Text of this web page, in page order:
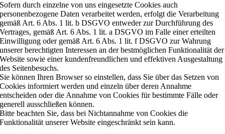
Sofern durch einzelne von uns eingesetzte Cookies auch
personenbezogene Daten verarbeitet werden, erfolgt die Verarbeitung
gemäß Art. 6 Abs. 1 lit. b DSGVO entweder zur Durchführung des
Vertrages, gemäß Art. 6 Abs. 1 lit. a DSGVO im Falle einer erteilten
Einwilligung oder gemäß Art. 6 Abs. 1 lit. f DSGVO zur Wahrung
unserer berechtigten Interessen an der bestmöglichen Funktionalität der
Website sowie einer kundenfreundlichen und effektiven Ausgestaltung
des Seitenbesuchs.
Sie können Ihren Browser so einstellen, dass Sie über das Setzen von
Cookies informiert werden und einzeln über deren Annahme
entscheiden oder die Annahme von Cookies für bestimmte Fälle oder
generell ausschließen können.
Bitte beachten Sie, dass bei Nichtannahme von Cookies die
Funktionalität unserer Website eingeschränkt sein kann.